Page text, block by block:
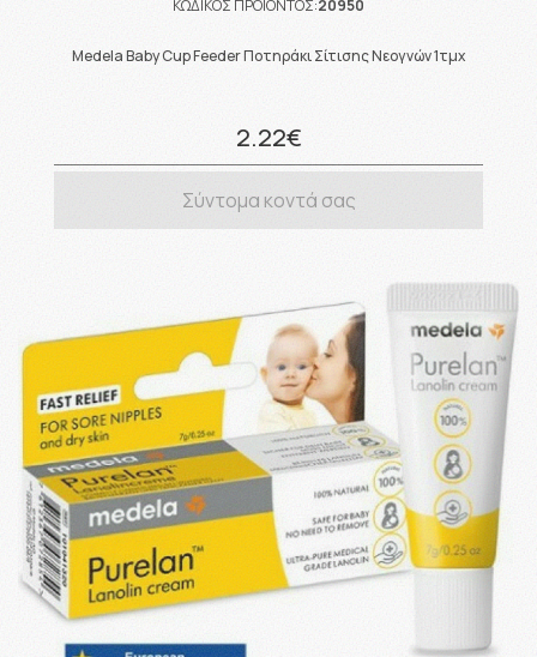
ΚΩΔΙΚΟΣ ΠΡΟΪΟΝΤΟΣ:20950
Medela Baby Cup Feeder Ποτηράκι Σίτισης Νεογνών 1τμχ
2.22€
Σύντομα κοντά σας